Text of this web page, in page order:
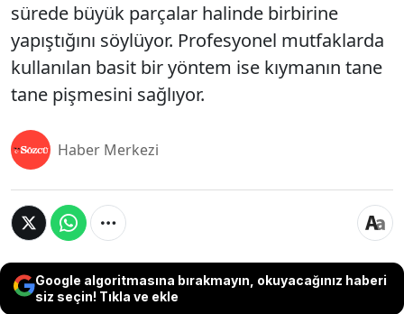
sürede büyük parçalar halinde birbirine
yapıştığını söylüyor. Profesyonel mutfaklarda
kullanılan basit bir yöntem ise kıymanın tane
tane pişmesini sağlıyor.
Haber Merkezi
Google algoritmasına bırakmayın, okuyacağınız haberi
siz seçin! Tıkla ve ekle